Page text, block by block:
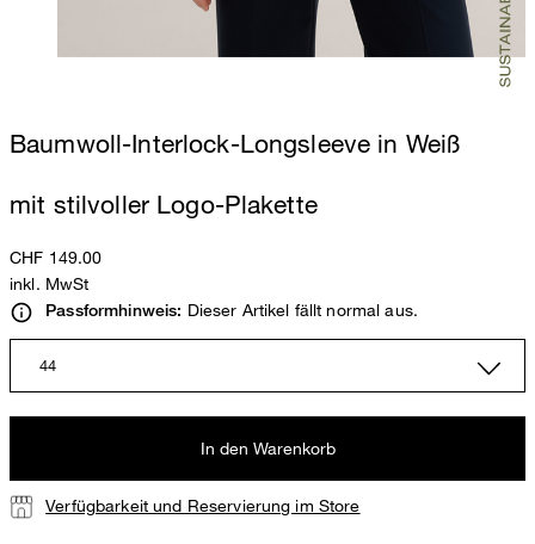
Baumwoll-Interlock-Longsleeve in Weiß
mit stilvoller Logo-Plakette
CHF 149.00
inkl. MwSt
Passformhinweis: Dieser Artikel fällt normal aus.
44
In den Warenkorb
Verfügbarkeit und Reservierung im Store